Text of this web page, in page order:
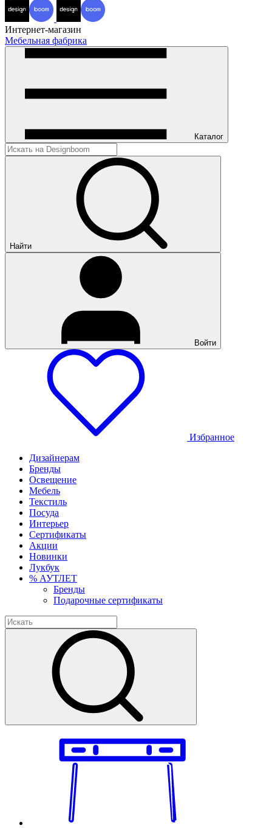
Интернет-магазин
Мебельная фабрика
Каталог
Найти
Войти
Избранное
Дизайнерам
Бренды
Освещение
Мебель
Текстиль
Посуда
Интерьер
Сертификаты
Акции
Новинки
Лукбук
% АУТЛЕТ
Бренды
Подарочные сертификаты